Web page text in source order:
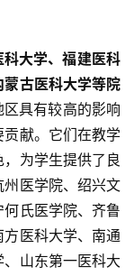
科大学、福建医科
古医科大学等院
具有较高的影响
献。它们在教学
为学生提供了良
医学院、绍兴文
氏医学院、齐鲁
医科大学、南通
山东第一医科大